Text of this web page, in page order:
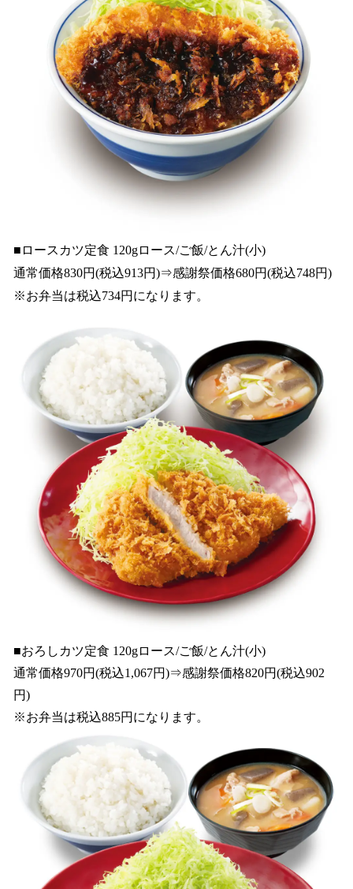
■ロースカツ定食 120gロース/ご飯/とん汁(小)
通常価格830円(税込913円)⇒感謝祭価格680円(税込748円)
※お弁当は税込734円になります。
■おろしカツ定食 120gロース/ご飯/とん汁(小)
通常価格970円(税込1,067円)⇒感謝祭価格820円(税込902
円)
※お弁当は税込885円になります。